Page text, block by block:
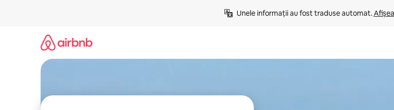
Unele informații au fost traduse automat.